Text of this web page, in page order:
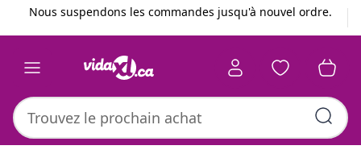
Précédent
Suivant
Nous suspendons les commandes jusqu'à nouvel ordre.